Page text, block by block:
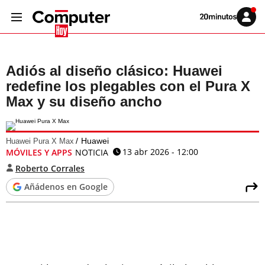
Volver
Iniciar
sesión
Adiós al diseño clásico: Huawei
redefine los plegables con el Pura X
Max y su diseño ancho
Huawei Pura X Max Huawei
MÓVILES Y APPS NOTICIA
13 abr 2026 - 12:00
Roberto Corrales
Añádenos en Google